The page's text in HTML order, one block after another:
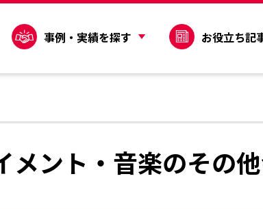
事例・実績を探す お役立ち記
メント・音楽のその